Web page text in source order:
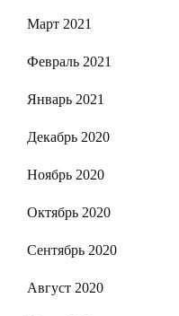
Март 2021
Февраль 2021
Январь 2021
Декабрь 2020
Ноябрь 2020
Октябрь 2020
Сентябрь 2020
Август 2020